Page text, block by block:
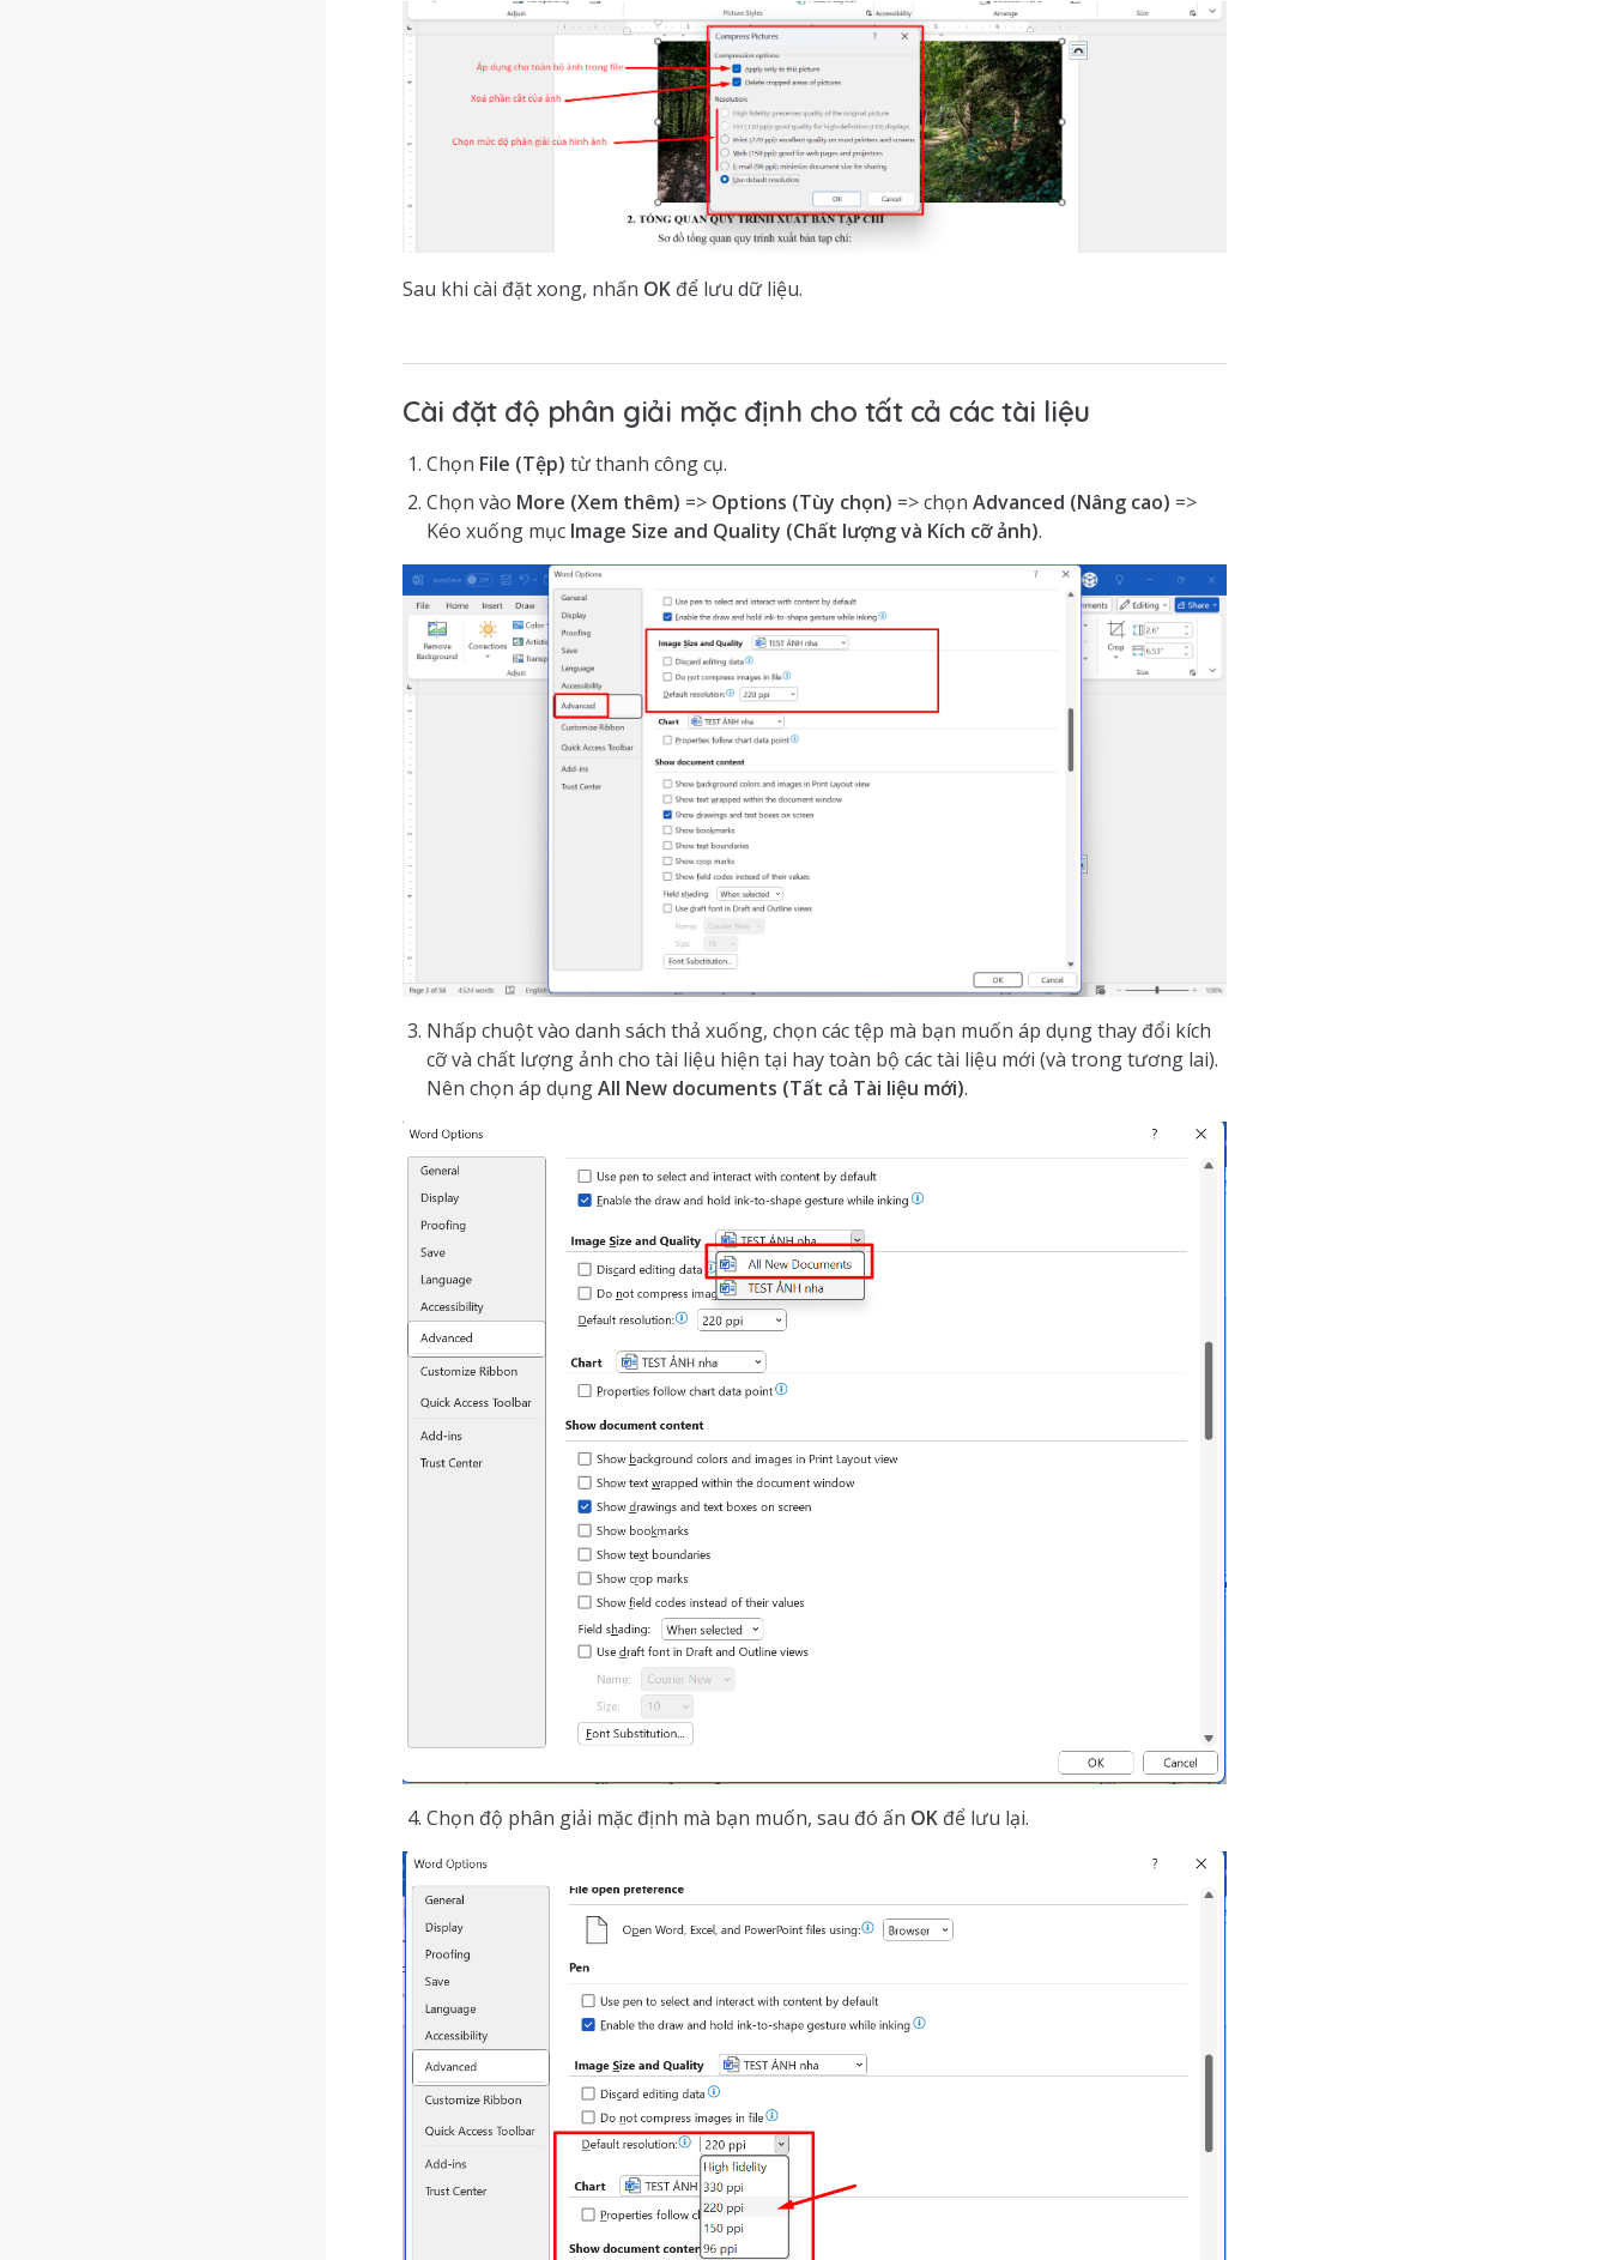
Sau khi cài đặt xong, nhấn OK để lưu dữ liệu.
Cài đặt độ phân giải mặc định cho tất cả các tài liệu
Chọn File (Tệp) từ thanh công cụ.
Chọn vào More (Xem thêm) => Options (Tùy chọn) => chọn Advanced (Nâng cao) =>
Kéo xuống mục Image Size and Quality (Chất lượng và Kích cỡ ảnh).
Nhấp chuột vào danh sách thả xuống, chọn các tệp mà bạn muốn áp dụng thay đổi kích
cỡ và chất lượng ảnh cho tài liệu hiện tại hay toàn bộ các tài liệu mới (và trong tương lai).
Nên chọn áp dụngAll New documents (Tất cả Tài liệu mới).
Chọn độ phân giải mặc định mà bạn muốn, sau đó ấn OK để lưu lại.